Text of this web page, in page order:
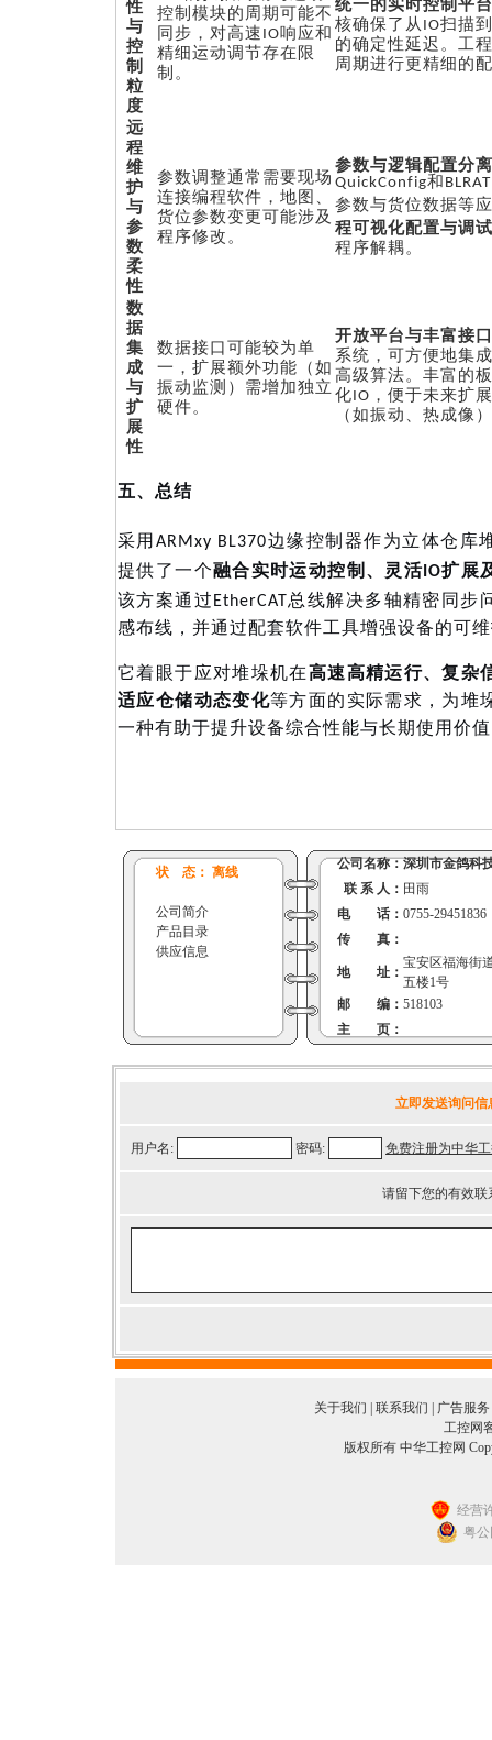
性
与
控
制
粒
度
控制模块的周期可能不
同步，对高速IO响应和
精细运动调节存在限
制。
核确保了从IO扫描
的确定性延迟。工
周期进行更精细的
远
程
维
护
与
参
数
柔
性
参数调整通常需要现场
连接编程软件，地图、
货位参数变更可能涉及
程序修改。
参数与逻辑配置分离
QuickConfig和
参数与货位数据等
程可视化配置与调试
程序解耦。
数
据
集
成
与
扩
展
性
数据接口可能较为单
一，扩展额外功能（如
振动监测）需增加独立
硬件。
开放平台与丰富接口
系统，可方便地集
高级算法。丰富的
化IO，便于未来扩
（如振动、热成像
五、总结
采用ARMxy BL370边缘控制器作为立体仓
提供了一个融合实时运动控制、灵活 IO扩展
该方案通过 EtherCAT总线解决多轴精密同
感布线，并通过配套软件工具增强设备的可
它着眼于应对堆垛机在高速高精运行、复杂
适应仓储动态变化等方面的实际需求，为堆
一种有助于提升设备综合性能与长期使用价
状 态： 离线
公司简介
产品目录
供应信息
公司名称：深圳市金鸽科
联 系 人： 田雨
电 话： 0755-29451836
传 真：
地 址：
宝安区福海街
五楼1号
邮 编： 518103
主 页：
立即发送询问信
用户名: 密码: 免费注册为中华
请留下您的有效
关于我们 联系我们 广告服务
工控网
版权所有 中华工控网
经营
粤公